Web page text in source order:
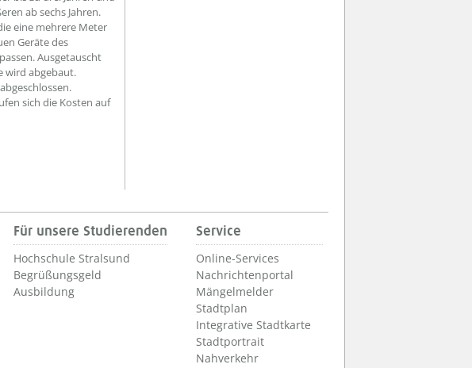
ab sechs Jahren.
eine mehrere Meter
Geräte des
Ausgetauscht
wird abgebaut.
sich die Kosten auf
Für unsere Studierenden
Hochschule Stralsund
Begrüßungsgeld
Ausbildung
Service
Online-Services
Nachrichtenportal
Mängelmelder
Stadtplan
Integrative Stadtkarte
Stadtportrait
Nahverkehr